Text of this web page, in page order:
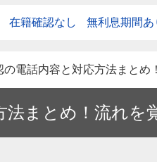
の電話内容と対応方法まとめ
まとめ！流れを
在籍確認なし 無利息期間あ